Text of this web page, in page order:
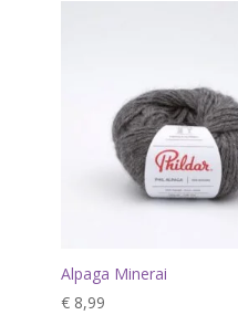
Alpaga Minerai
€ 8,99